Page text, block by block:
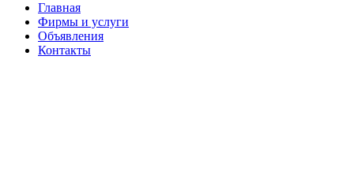
Главная
Фирмы и услуги
Объявления
Контакты